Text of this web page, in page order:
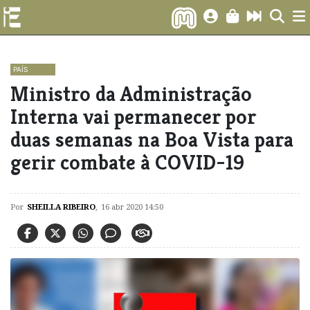
PAÍS
Ministro da Administração
Interna vai permanecer por
duas semanas na Boa Vista para
gerir combate à COVID-19
Por SHEILLA RIBEIRO, 16 abr 2020 14:50